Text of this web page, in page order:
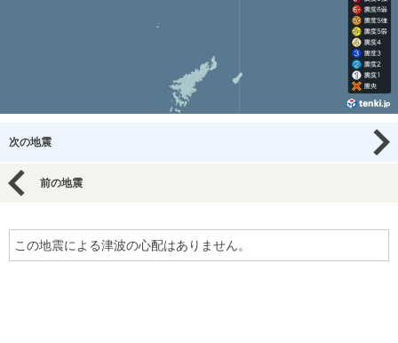
次の地震
前の地震
この地震による津波の心配はありません。